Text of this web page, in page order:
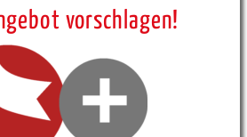
vorschlagen!